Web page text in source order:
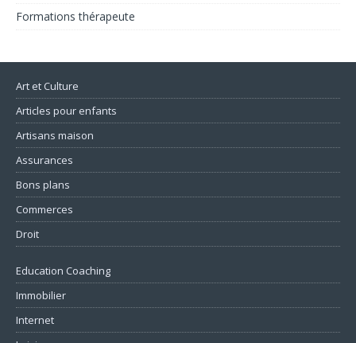
Formations thérapeute
Art et Culture
Articles pour enfants
Artisans maison
Assurances
Bons plans
Commerces
Droit
Education Coaching
Immobilier
Internet